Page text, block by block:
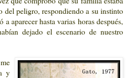
del peligro, respondiendo a su instinto
aparecer hasta varias horas después,
dejado el escenario de nuestro
y